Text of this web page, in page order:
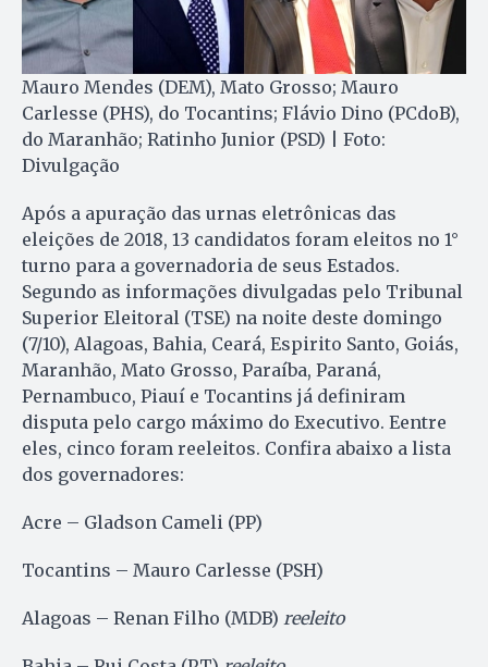
Mauro Mendes (DEM), Mato Grosso; Mauro
Carlesse (PHS), do Tocantins; Flávio Dino (PCdoB),
do Maranhão; Ratinho Junior (PSD) | Foto:
Divulgação
Após a apuração das urnas eletrônicas das
eleições de 2018, 13 candidatos foram eleitos no 1°
turno para a governadoria de seus Estados.
Segundo as informações divulgadas pelo Tribunal
Superior Eleitoral (TSE) na noite deste domingo
(7/10), Alagoas, Bahia, Ceará, Espirito Santo, Goiás,
Maranhão, Mato Grosso, Paraíba, Paraná,
Pernambuco, Piauí e Tocantins já definiram
disputa pelo cargo máximo do Executivo. Eentre
eles, cinco foram reeleitos. Confira abaixo a lista
dos governadores:
Acre – Gladson Cameli (PP)
Tocantins – Mauro Carlesse (PSH)
Alagoas – Renan Filho (MDB) reeleito